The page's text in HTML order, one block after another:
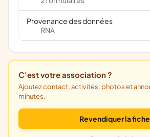
Provenance des données
RNA
C'est votre association ?
Ajoutez contact, activités, photos et annonces. Gratuit, en 5
minutes.
Revendiquer la fiche